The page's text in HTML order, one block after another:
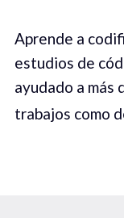
Aprende a
estudios de
ayudado a más
trabajos como